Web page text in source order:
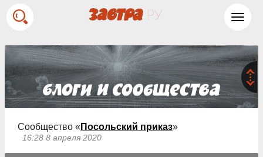
Сообщество « Посольский приказ»
16:28 8 апреля 2020